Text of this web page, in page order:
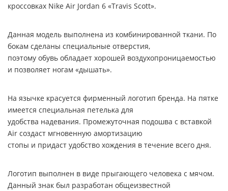
кроссовках Nike Air Jordan 6 «Travis Scott».
Данная модель выполнена из комбинированной ткани. По
бокам сделаны специальные отверстия,
поэтому обувь обладает хорошей воздухопроницаемостью
и позволяет ногам «дышать».
На язычке красуется фирменный логотип бренда. На пятке
имеется специальная петелька для
удобства надевания. Промежуточная подошва с вставкой
Air создаст мгновенную амортизацию
стопы и придаст удобство хождения в течение всего дня.
Логотип выполнен в виде прыгающего человека с мячом.
Данный знак был разработан общеизвестной